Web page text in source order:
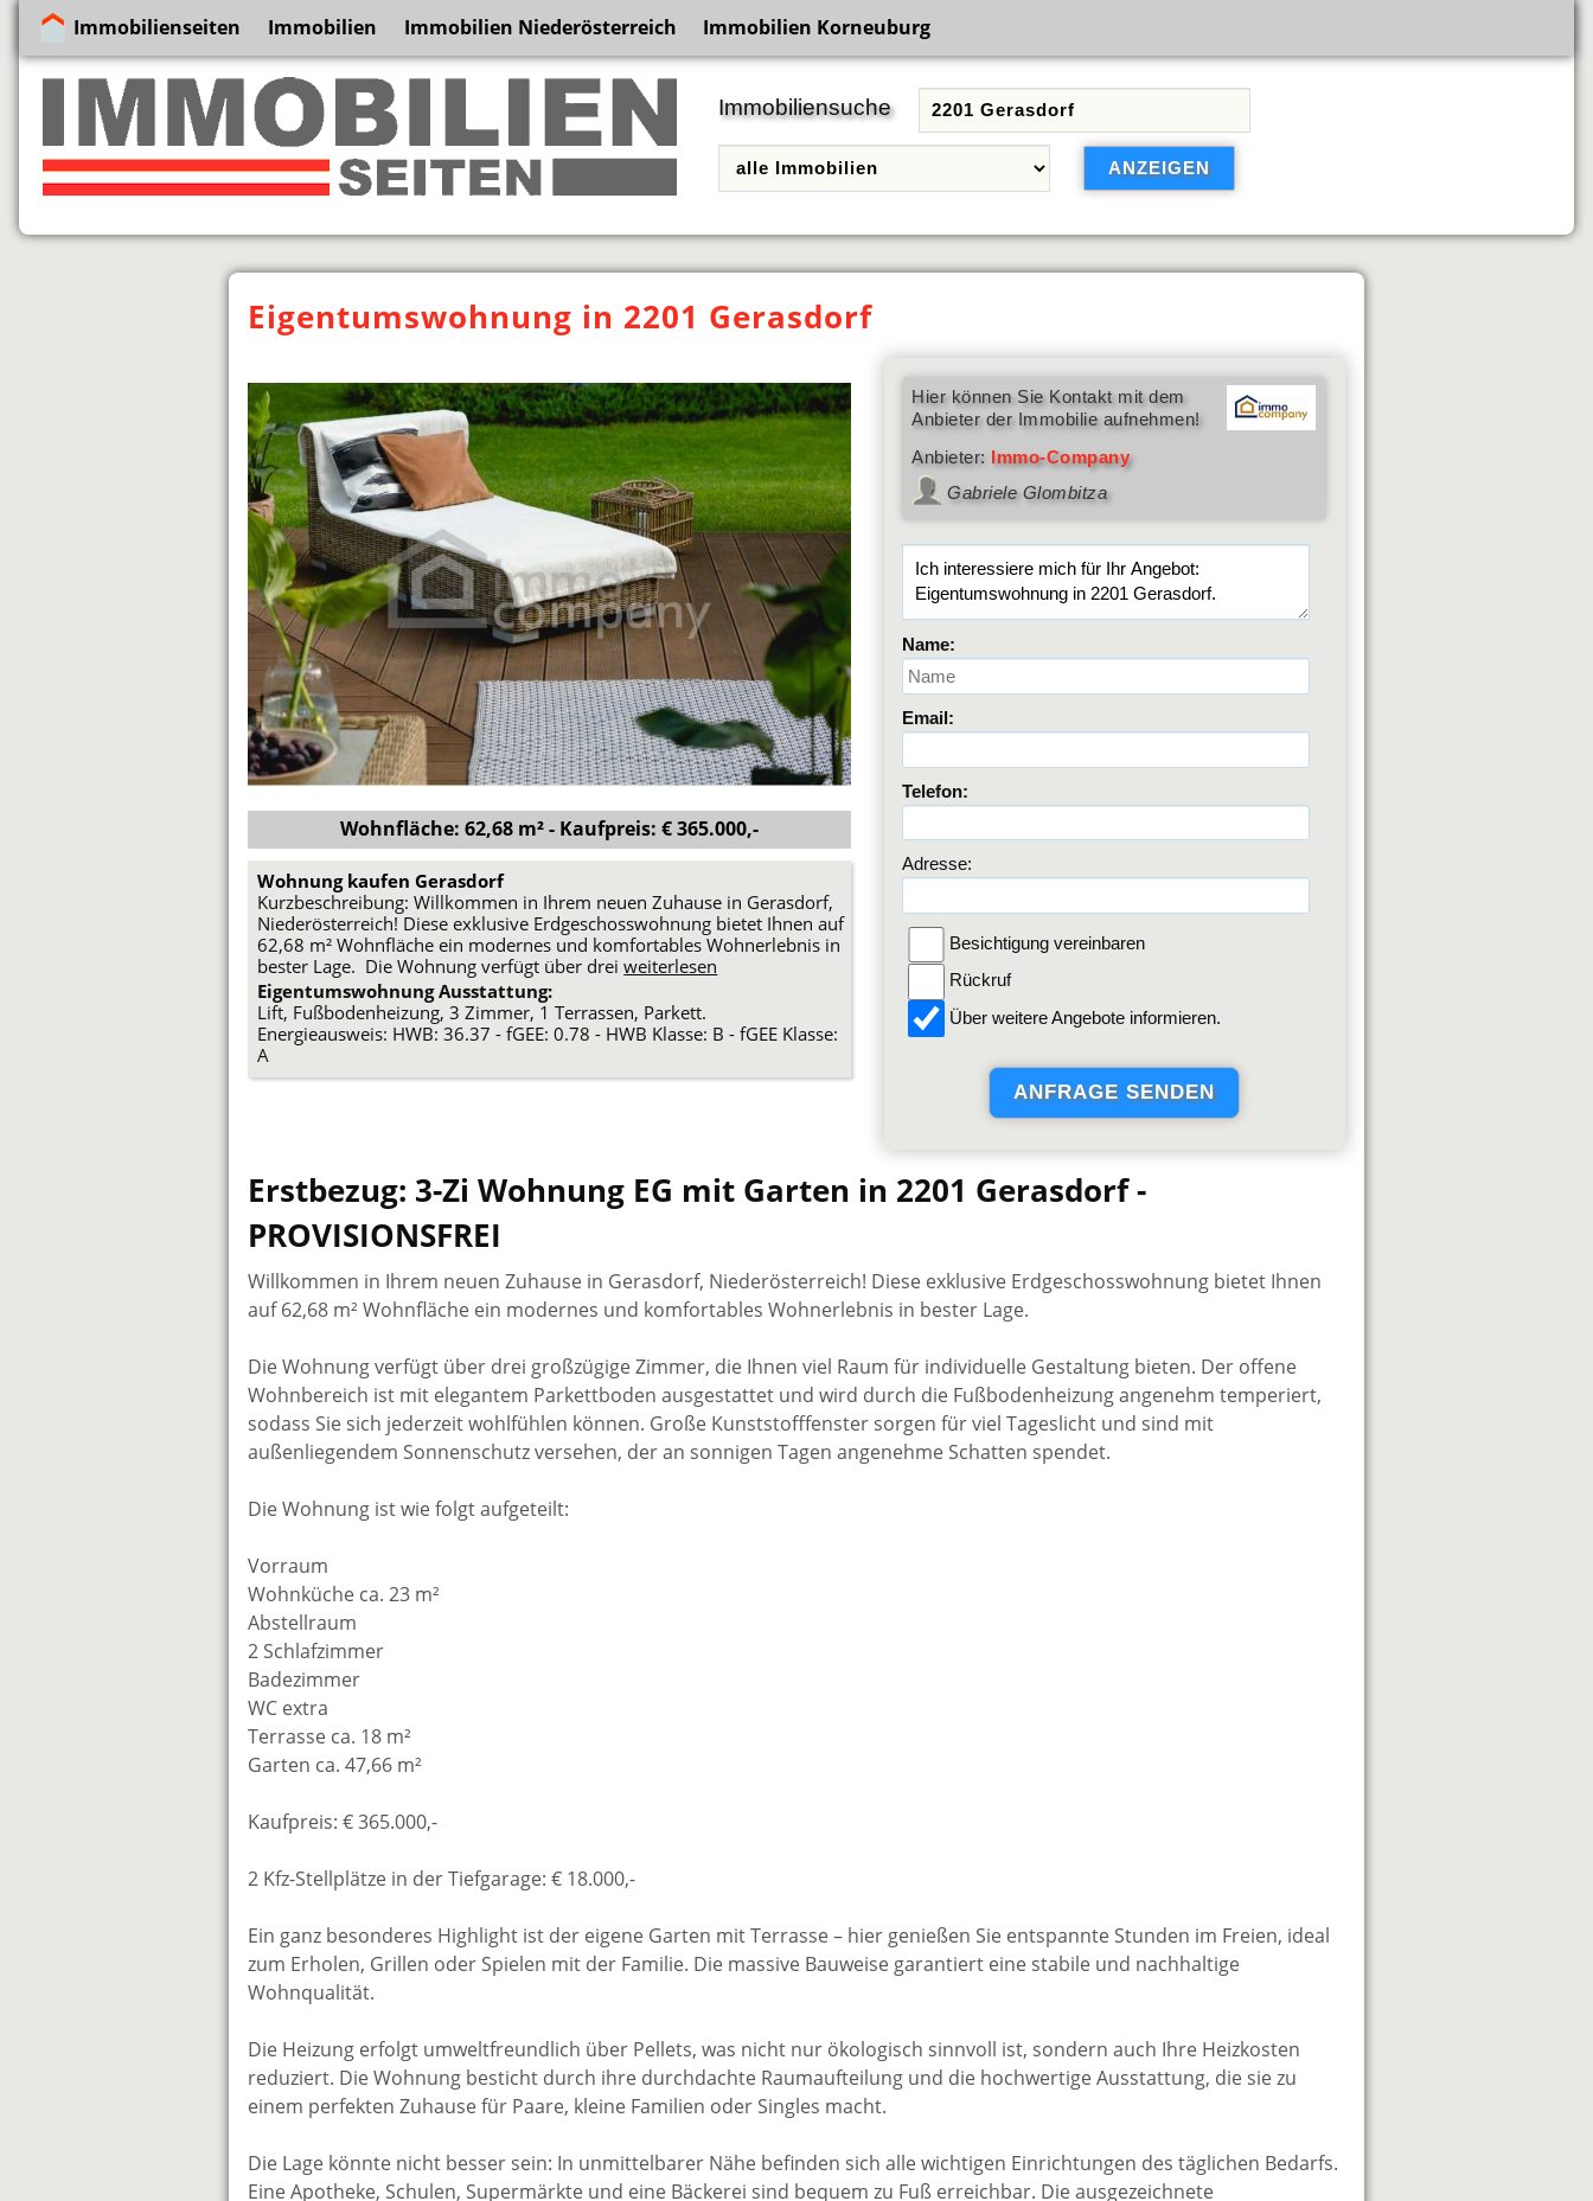
Immobilienseiten Immobilien Immobilien Niederösterreich Immobilien Korneuburg
Immobiliensuche
Eigentumswohnung in 2201 Gerasdorf
Wohnfläche: 62,68 m² - Kaufpreis: € 365.000,-
Wohnung kaufen Gerasdorf
Kurzbeschreibung: Willkommen in Ihrem neuen Zuhause in Gerasdorf,
Niederösterreich! Diese exklusive Erdgeschosswohnung bietet Ihnen auf
62,68 m² Wohnfläche ein modernes und komfortables Wohnerlebnis in
bester Lage. Die Wohnung verfügt über dreiweiterlesen
Eigentumswohnung Ausstattung:
Lift, Fußbodenheizung, 3 Zimmer, 1 Terrassen, Parkett.
Energieausweis: HWB: 36.37 - fGEE: 0.78 - HWB Klasse: B - fGEE Klasse:
A
Hier können Sie Kontakt mit dem
Anbieter der Immobilie aufnehmen!
Anbieter: Immo-Company
Gabriele Glombitza
Name:
Email:
Telefon:
Adresse:
Besichtigung vereinbaren
Rückruf
Über weitere Angebote informieren.
Erstbezug: 3-Zi Wohnung EG mit Garten in 2201 Gerasdorf -
PROVISIONSFREI
Willkommen in Ihrem neuen Zuhause in Gerasdorf, Niederösterreich! Diese exklusive Erdgeschosswohnung bietet Ihnen
auf 62,68 m² Wohnfläche ein modernes und komfortables Wohnerlebnis in bester Lage.
Die Wohnung verfügt über drei großzügige Zimmer, die Ihnen viel Raum für individuelle Gestaltung bieten. Der offene
Wohnbereich ist mit elegantem Parkettboden ausgestattet und wird durch die Fußbodenheizung angenehm temperiert,
sodass Sie sich jederzeit wohlfühlen können. Große Kunststofffenster sorgen für viel Tageslicht und sind mit
außenliegendem Sonnenschutz versehen, der an sonnigen Tagen angenehme Schatten spendet.
Die Wohnung ist wie folgt aufgeteilt:
Vorraum
Wohnküche ca. 23 m²
Abstellraum
2 Schlafzimmer
Badezimmer
WC extra
Terrasse ca. 18 m²
Garten ca. 47,66 m²
Kaufpreis: € 365.000,-
2 Kfz-Stellplätze in der Tiefgarage: € 18.000,-
Ein ganz besonderes Highlight ist der eigene Garten mit Terrasse – hier genießen Sie entspannte Stunden im Freien, ideal
zum Erholen, Grillen oder Spielen mit der Familie. Die massive Bauweise garantiert eine stabile und nachhaltige
Wohnqualität.
Die Heizung erfolgt umweltfreundlich über Pellets, was nicht nur ökologisch sinnvoll ist, sondern auch Ihre Heizkosten
reduziert. Die Wohnung besticht durch ihre durchdachte Raumaufteilung und die hochwertige Ausstattung, die sie zu
einem perfekten Zuhause für Paare, kleine Familien oder Singles macht.
Die Lage könnte nicht besser sein: In unmittelbarer Nähe befinden sich alle wichtigen Einrichtungen des täglichen Bedarfs.
Eine Apotheke, Schulen, Supermärkte und eine Bäckerei sind bequem zu Fuß erreichbar. Die ausgezeichnete